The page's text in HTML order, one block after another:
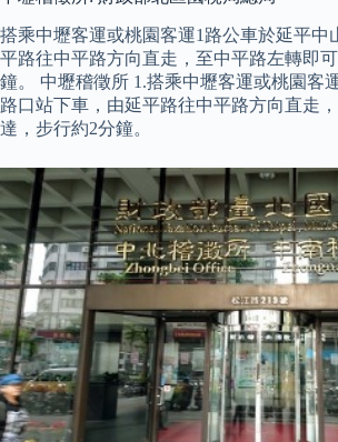
搭乘中壢客運或桃園客運1路公車於延平中
平路往中平路方向直走，至中平路左轉即
鐘。 中壢稽徵所 1.搭乘中壢客運或桃園客
路口站下車，由延平路往中平路方向直走
達，步行約2分鐘。